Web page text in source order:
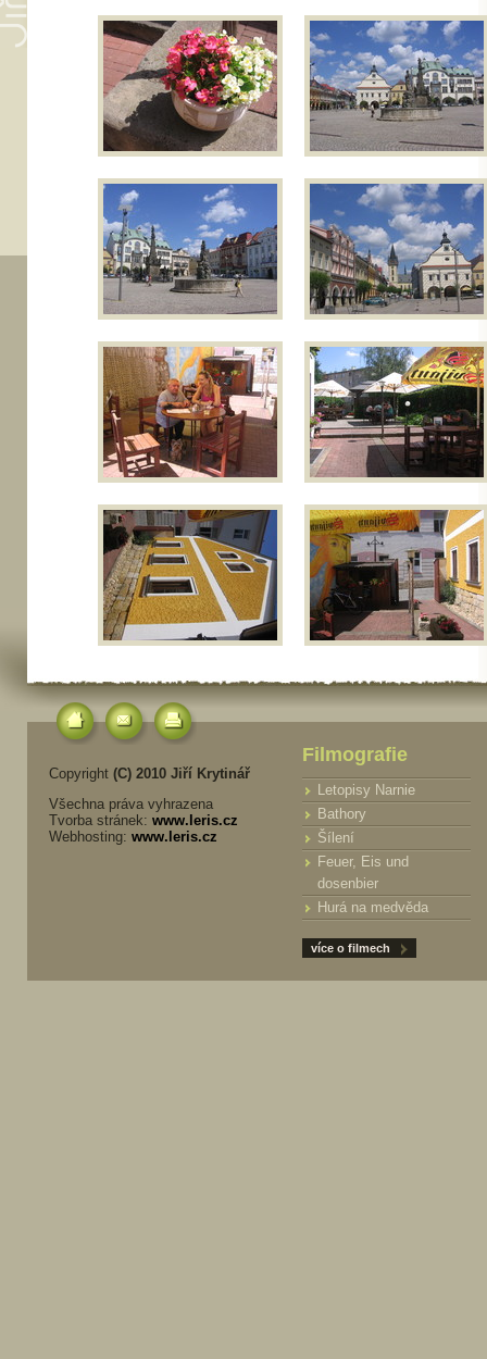
Copyright (C) 2010 Jiří Krytinář
Všechna práva vyhrazena
Tvorba stránek: www.leris.cz
Webhosting: www.leris.cz
Filmografie
Letopisy Narnie
Bathory
Šílení
Feuer, Eis und
dosenbier
Hurá na medvěda
více o filmech